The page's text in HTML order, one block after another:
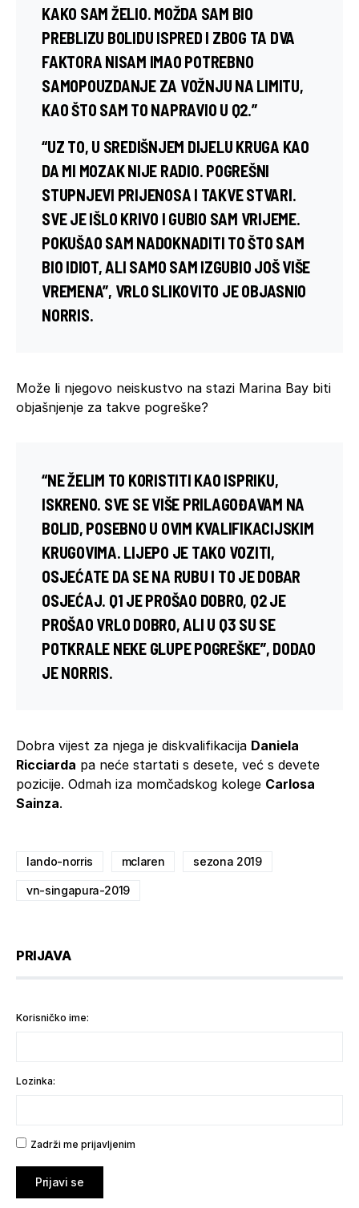
KAKO SAM ŽELIO. MOŽDA SAM BIO
PREBLIZU BOLIDU ISPRED I ZBOG TA DVA
FAKTORA NISAM IMAO POTREBNO
SAMOPOUZDANJE ZA VOŽNJU NA LIMITU,
KAO ŠTO SAM TO NAPRAVIO U Q2.”
“UZ TO, U SREDIŠNJEM DIJELU KRUGA KAO
DA MI MOZAK NIJE RADIO. POGREŠNI
STUPNJEVI PRIJENOSA I TAKVE STVARI.
SVE JE IŠLO KRIVO I GUBIO SAM VRIJEME.
POKUŠAO SAM NADOKNADITI TO ŠTO SAM
BIO IDIOT, ALI SAMO SAM IZGUBIO JOŠ VIŠE
VREMENA”, VRLO SLIKOVITO JE OBJASNIO
NORRIS.
Može li njegovo neiskustvo na stazi Marina Bay biti
objašnjenje za takve pogreške?
“NE ŽELIM TO KORISTITI KAO ISPRIKU,
ISKRENO. SVE SE VIŠE PRILAGOĐAVAM NA
BOLID, POSEBNO U OVIM KVALIFIKACIJSKIM
KRUGOVIMA. LIJEPO JE TAKO VOZITI,
OSJEĆATE DA SE NA RUBU I TO JE DOBAR
OSJEĆAJ. Q1 JE PROŠAO DOBRO, Q2 JE
PROŠAO VRLO DOBRO, ALI U Q3 SU SE
POTKRALE NEKE GLUPE POGREŠKE”, DODAO
JE NORRIS.
Dobra vijest za njega je diskvalifikacija Daniela
Ricciarda pa neće startati s desete, već s devete
pozicije. Odmah iza momčadskog kolege Carlosa
Sainza.
lando-norris mclaren sezona 2019
vn-singapura-2019
PRIJAVA
Korisničko ime:
Lozinka:
Zadrži me prijavljenim
Prijavi se